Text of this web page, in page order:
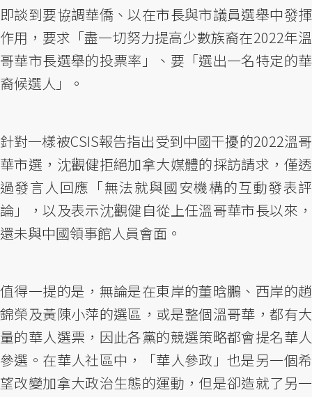
即談到要協調華僑、以在市長與市議員選舉中發揮
作用，要求「盡一切努力提高少數族裔在2022年溫
哥華市長選舉的投票率」、要「選出一名特定的華
裔候選人」。
針對一樣被CSIS報告指出受到中國干擾的2022溫哥
華市選，沈觀健拒絕加拿大媒體的採訪請求，僅透
過發言人回應「無法就與國安機構的互動發表評
論」，以及表示沈觀健自從上任溫哥華市長以來，
還未與中國領事館人員會面。
值得一提的是，無論是在東岸的董晗鵬、西岸的趙
錦榮及黃陳小萍的選區，或是整個溫哥華，都有大
量的華人選票，因此各黨的競選策略都會提名華人
參選。在華人社區中，「華人參政」也是另一個希
望改變加拿大政治生態的運動，但是卻造就了另一